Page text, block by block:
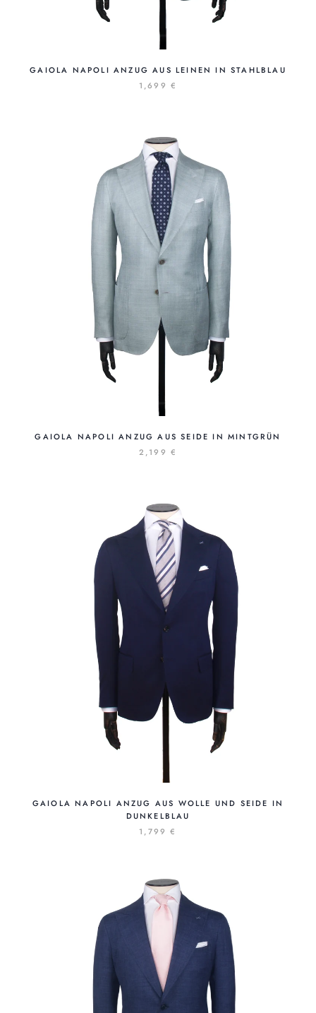
GAIOLA NAPOLI ANZUG AUS LEINEN IN STAHLBLAU
1,699 €
GAIOLA NAPOLI ANZUG AUS SEIDE IN MINTGRÜN
2,199 €
GAIOLA NAPOLI ANZUG AUS WOLLE UND SEIDE IN
DUNKELBLAU
1,799 €